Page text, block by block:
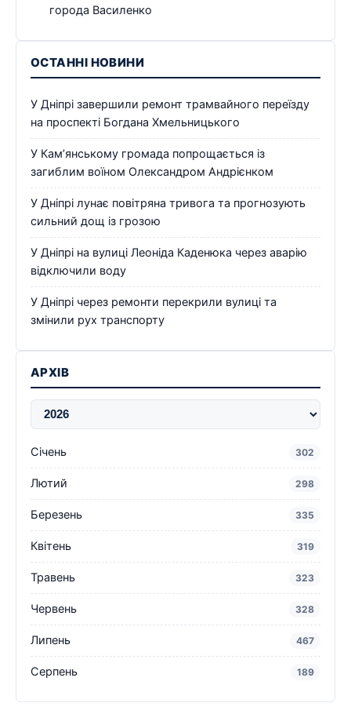
города Василенко
ОСТАННІ НОВИНИ
У Дніпрі завершили ремонт трамвайного переїзду
на проспекті Богдана Хмельницького
У Кам’янському громада попрощається із
загиблим воїном Олександром Андрієнком
У Дніпрі лунає повітряна тривога та прогнозують
сильний дощ із грозою
У Дніпрі на вулиці Леоніда Каденюка через аварію
відключили воду
У Дніпрі через ремонти перекрили вулиці та
змінили рух транспорту
АРХІВ
Січень 302
Лютий 298
Березень 335
Квітень 319
Травень 323
Червень 328
Липень 467
Серпень 189